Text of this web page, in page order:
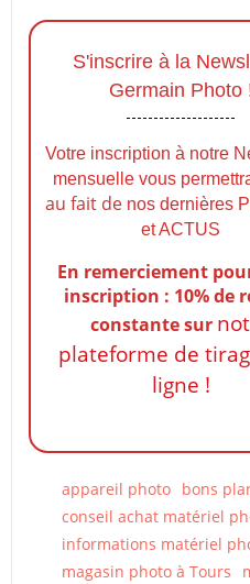
S'inscrire à la
Germain Photo
Votre inscription à notre
mensuelle vous
au fait de nos dernières
et ACTUS
En remerciement
inscription : 10% de
constantesur
plateforme de
ligne !
appareil photo bons
conseil achat matériel
informations matériel
magasin photo à Tours